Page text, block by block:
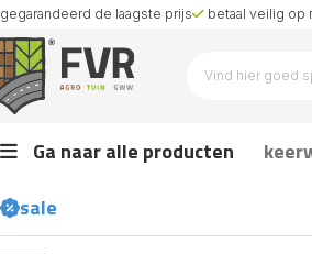
gegarandeerd de laagste prijs betaal veilig op
Ga naar alle producten
sale